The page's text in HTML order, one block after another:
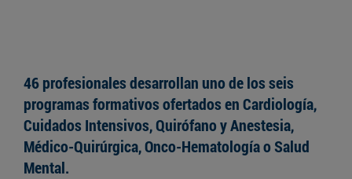
46 profesionales desarrollan uno de los seis
programas formativos ofertados en Cardiología,
Cuidados Intensivos, Quirófano y Anestesia,
Médico-Quirúrgica, Onco-Hematología o Salud
Mental.